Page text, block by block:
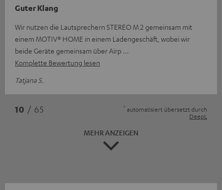
Guter Klang
Wir nutzen die Lautsprechern STEREO M 2 gemeinsam mit
einem MOTIV® HOME in einem Ladengeschäft, wobei wir
beide Geräte gemeinsam über Airp
Komplette Bewertung lesen
Tatjana S.
10 / 65 * automatisiert übersetzt durch
DeepL
MEHR ANZEIGEN